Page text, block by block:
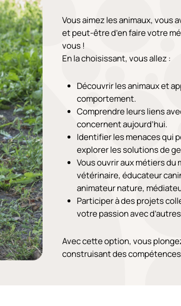
Vous aimez les animaux, vous
et peut-être d’en faire votre
vous !
En la choisissant, vous allez :
Découvrir les animaux et
comportement.
Comprendre leurs liens
concernent aujourd’hui.
Identifier les menaces qui
explorer les solutions de
Vous ouvrir aux métiers du
vétérinaire, éducateur
animateur nature,
Participer à des projets
votre passion avec
Avec cette option, vous
construisant des